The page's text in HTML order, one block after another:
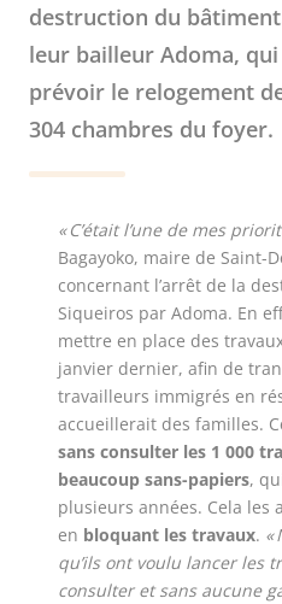
destruction du
leur bailleur Adoma,
prévoir le relogement
304 chambres du foyer.
« C’était l’une de mes
Bagayoko, maire de Saint-
concernant l’arrêt de la
Siqueiros par Adoma. En
mettre en place des
janvier dernier, afin de
travailleurs immigrés en
accueillerait des familles.
sans consulter les 1 000
beaucoup sans-papiers,
plusieurs années. Cela les
en bloquant les travaux. «
qu’ils ont voulu lancer les
consulter et sans aucune